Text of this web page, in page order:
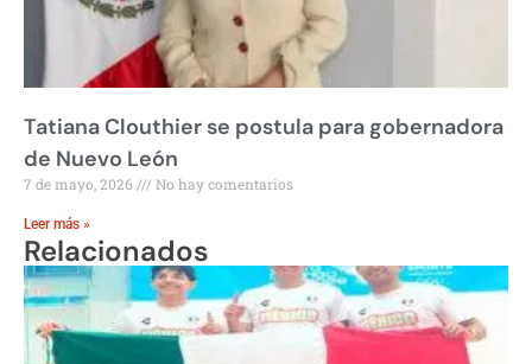
Tatiana Clouthier se postula para gobernadora
de Nuevo León
7 de mayo, 2026 No hay comentarios
Leer más »
Relacionados